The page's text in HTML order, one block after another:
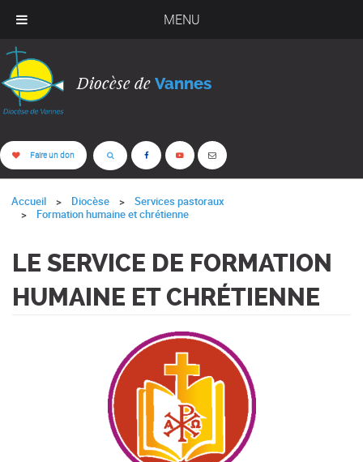
MENU
Diocèse de Vannes
Faire un don
Accueil Diocèse
Services pastoraux
Formation humaine et chrétienne
LE SERVICE DE FORMATION
HUMAINE ET CHRÉTIENNE